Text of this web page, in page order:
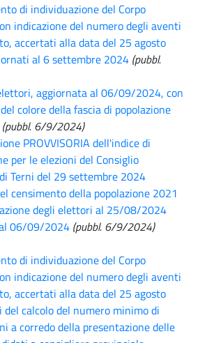
di individuazione del Corpo
indicazione del numero degli aventi
accertati alla data del 25 agosto
al 6 settembre 2024 (pubbl.
aggiornata al 06/09/2024, con
colore della fascia di popolazione
(pubbl. 6/9/2024)
PROVVISORIA dell'indice di
per le elezioni del Consiglio
Terni del 29 settembre 2024
censimento della popolazione 2021
degli elettori al 25/08/2024
06/09/2024 (pubbl. 6/9/2024)
di individuazione del Corpo
indicazione del numero degli aventi
accertati alla data del 25 agosto
calcolo del numero minimo di
a corredo della presentazione delle